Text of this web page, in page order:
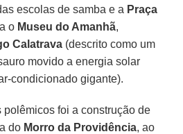
escolas de samba e a Praça
o Museu do Amanhã,
Calatrava (descrito como um
movido a energia solar
condicionado gigante).
polêmicos foi a construção de
do Morro da Providência, ao